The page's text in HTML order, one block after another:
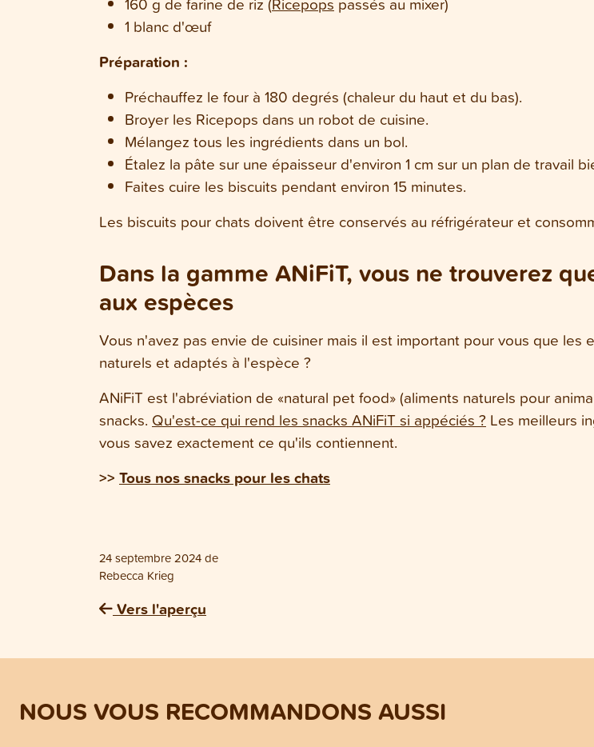
1 blanc d'œuf
Préparation :
Préchauffez le four à 180 degrés (chaleur du haut et du bas).
Broyer les Ricepops dans un robot de cuisine.
Mélangez tous les ingrédients dans un bol.
Étalez la pâte sur une épaisseur d'environ 1 cm sur un plan de travail
Faites cuire les biscuits pendant environ 15 minutes.
Les biscuits pour chats doivent être conservés au réfrigérateur et
Dans la gamme ANiFiT, vous ne trouverez
aux espèces
Vous n'avez pas envie de cuisiner mais il est important pour vous que
naturels et adaptés à l'espèce ?
ANiFiT est l'abréviation de «natural pet food» (aliments naturels pour
snacks. Qu'est-ce qui rend les snacks ANiFiT si appéciés ? Les meilleurs
vous savez exactement ce qu'ils contiennent.
>> Tous nos snacks pour les chats
24 septembre 2024de
Rebecca Krieg
Vers l'aperçu
NOUS VOUS RECOMMANDONS AUSSI